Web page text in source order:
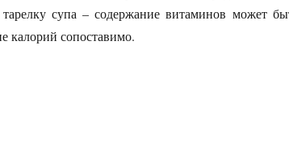
супа – содержание витаминов может
калорий сопоставимо.